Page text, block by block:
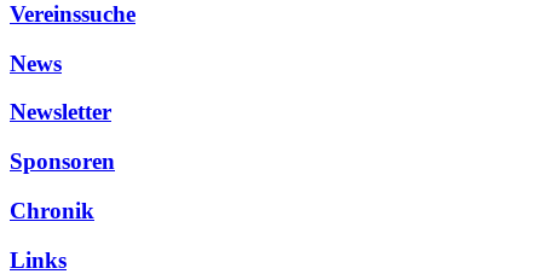
Vereinssuche
News
Newsletter
Sponsoren
Chronik
Links